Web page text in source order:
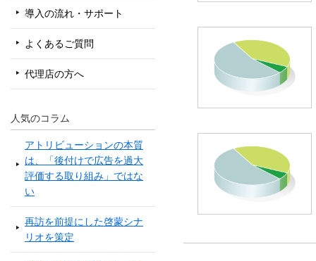
導入の流れ・サポート
よくあるご質問
代理店の方へ
人気のコラム
アトリビューションの本質
は、「後付けで広告を過大
評価する取り組み」ではな
い
再訪を前提にした啓蒙シナ
リオを策定